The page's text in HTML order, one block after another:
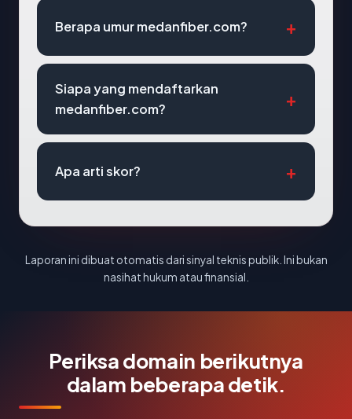
Berapa umur medanfiber.com?
Siapa yang mendaftarkan
medanfiber.com?
Apa arti skor?
Laporan ini dibuat otomatis dari sinyal teknis publik. Ini bukan
nasihat hukum atau finansial.
Periksa domain berikutnya
dalam beberapa detik.